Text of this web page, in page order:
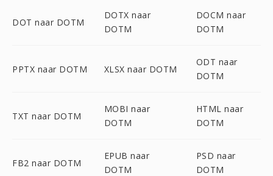
DOT naar DOTM
DOTX naar
DOTM
DOCM naar
DOTM
PPTX naar DOTM XLSX naar DOTM
ODT naar
DOTM
TXT naar DOTM
MOBI naar
DOTM
HTML naar
DOTM
FB2 naar DOTM
EPUB naar
DOTM
PSD naar
DOTM